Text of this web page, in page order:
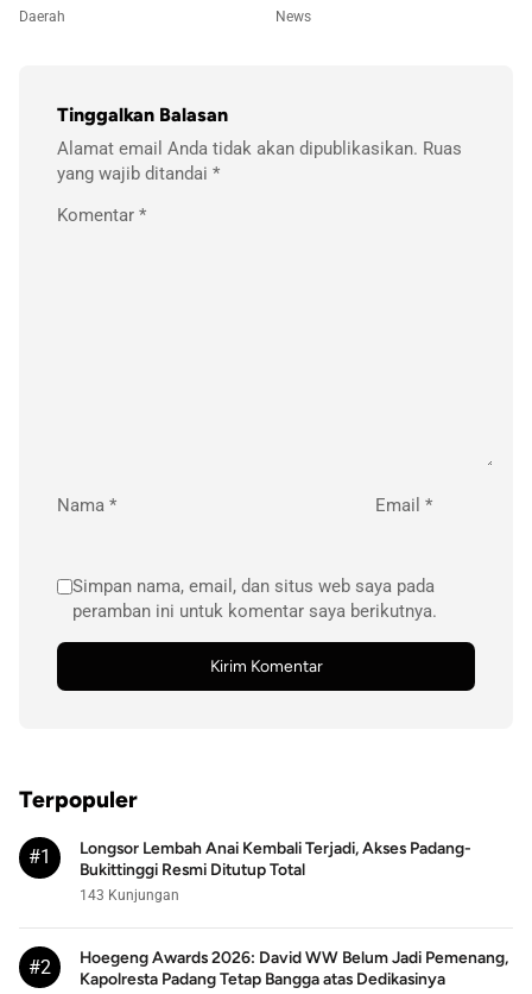
Daerah News
Tinggalkan Balasan
Alamat email Anda tidak akan dipublikasikan. Ruas
yang wajib ditandai *
Komentar *
Nama * Email *
Simpan nama, email, dan situs web saya pada
peramban ini untuk komentar saya berikutnya.
Terpopuler
#1
Longsor Lembah Anai Kembali Terjadi, Akses Padang-
Bukittinggi Resmi Ditutup Total
143 Kunjungan
#2
Hoegeng Awards 2026: David WW Belum Jadi Pemenang,
Kapolresta Padang Tetap Bangga atas Dedikasinya